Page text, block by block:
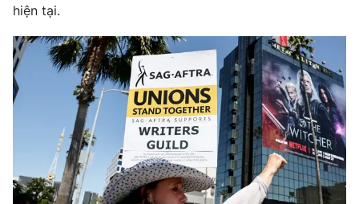
Thị trường
Tư vấn
Lịch phát sóng
Chuyên mục khác
Emagazine Podcast
Infographic
Video Shorts video
hiện tại.